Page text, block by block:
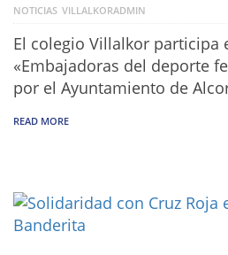
NOTICIAS VILLALKORADMIN
El colegio Villalkor participa
«Embajadoras del deporte
por el Ayuntamiento de
READ MORE